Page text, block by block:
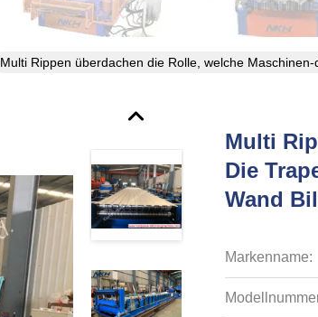
Multi Rippen überdachen die Rolle, welche
Multi
Die
Wand
Markenname: